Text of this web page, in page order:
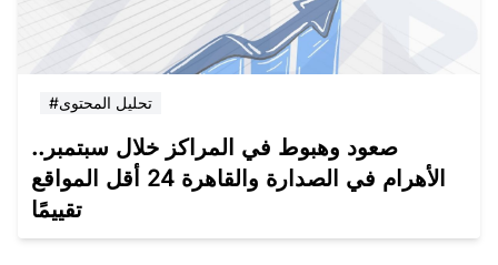
#تحليل المحتوى
صعود وهبوط في المراكز خلال سبتمبر..
الأهرام في الصدارة والقاهرة 24 أقل المواقع
تقييمًا